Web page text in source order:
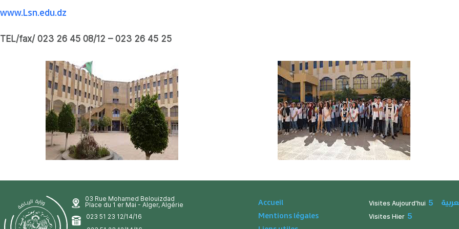
www.Lsn.edu.dz
TEL/fax/ 023 26 45 08/12 – 023 26 45 25
03 Rue Mohamed Belouizdad
Place du 1 er Mai - Alger, Algérie
023 51 23 12/14/16
Accueil
Mentions légales
Visites Aujourd'hui 5
Visites Hier 5